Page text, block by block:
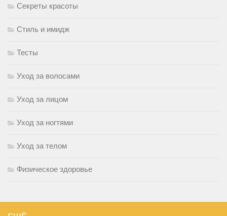
Секреты красоты
Стиль и имидж
Тесты
Уход за волосами
Уход за лицом
Уход за ногтями
Уход за телом
Физическое здоровье